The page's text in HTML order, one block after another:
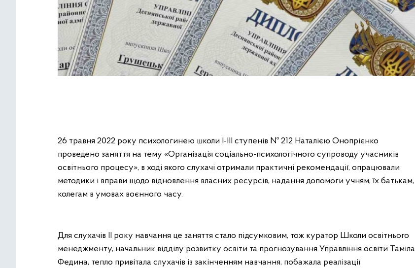
26 травня 2022 року психологинею школи І-ІІІ ступенів № 212 Наталією Онопрієнко
проведено заняття на тему «Організація соціально-психологічного супроводу учасників
освітнього процесу», в ході якого слухачі отримали практичні рекомендації, опрацювали
методики і вправи щодо відновлення власних ресурсів, надання допомоги учням, їх батькам,
колегам в умовах воєнного часу.
Для слухачів ІІ року навчання це заняття стало підсумковим, тож куратор Школи освітнього
менеджменту, начальник відділу розвитку освіти та прогнозування Управління освіти Таміла
Федина, тепло привітала слухачів із закінченням навчання, побажала реалізації